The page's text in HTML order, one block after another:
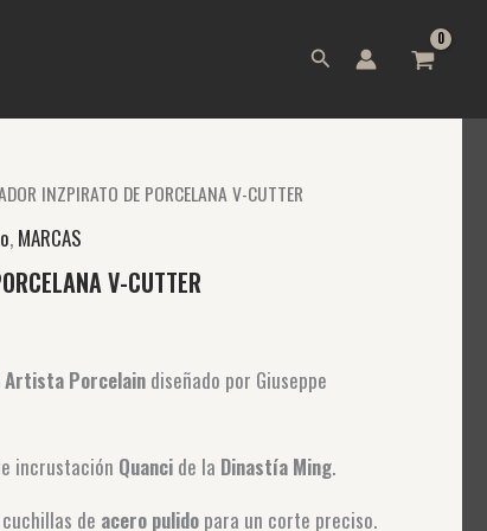
Buscar
INZPIRATO DE PORCELANA V-CUTTER
, MARCAS
V-CUTTER
Artista Porcelaindiseñado por Giuseppe
incrustación Quancide la Dinastía Ming.
de acero pulidopara un corte preciso.